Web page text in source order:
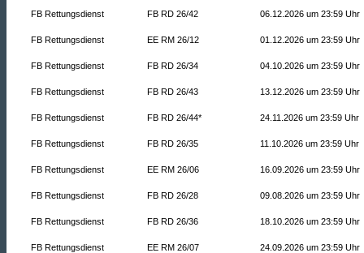
FB Rettungsdienst FB RD 26/42 06.12.2026 um 23:59 Uhr
FB Rettungsdienst EE RM 26/12 01.12.2026 um 23:59 Uhr
FB Rettungsdienst FB RD 26/34 04.10.2026 um 23:59 Uhr
FB Rettungsdienst FB RD 26/43 13.12.2026 um 23:59 Uhr
FB Rettungsdienst FB RD 26/44* 24.11.2026 um 23:59 Uhr
FB Rettungsdienst FB RD 26/35 11.10.2026 um 23:59 Uhr
FB Rettungsdienst EE RM 26/06 16.09.2026 um 23:59 Uhr
FB Rettungsdienst FB RD 26/28 09.08.2026 um 23:59 Uhr
FB Rettungsdienst FB RD 26/36 18.10.2026 um 23:59 Uhr
FB Rettungsdienst EE RM 26/07 24.09.2026 um 23:59 Uhr